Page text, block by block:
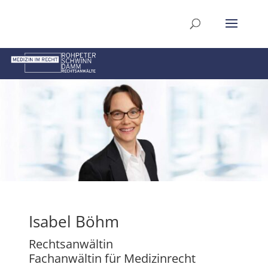
Isabel Böhm
Rechtsanwältin
Fachanwältin für Medizinrecht